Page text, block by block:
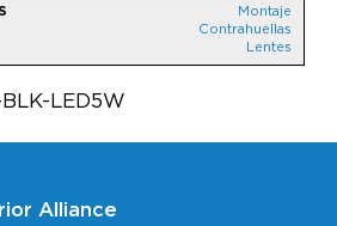
Montaje
Contrahuellas
Lentes
LED5W
Alliance